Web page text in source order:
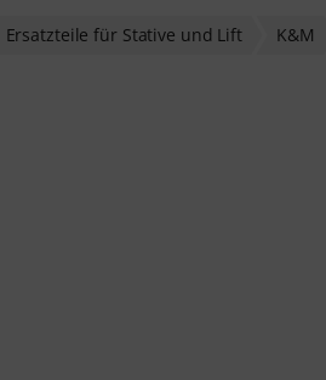
Ersatzteile für Stative und Lift K&M